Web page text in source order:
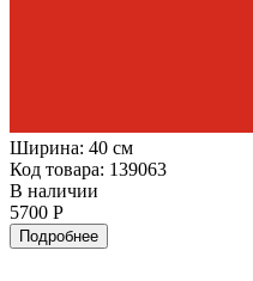
Ширина: 40 см
Код товара: 139063
В наличии
5700 Р
Подробнее